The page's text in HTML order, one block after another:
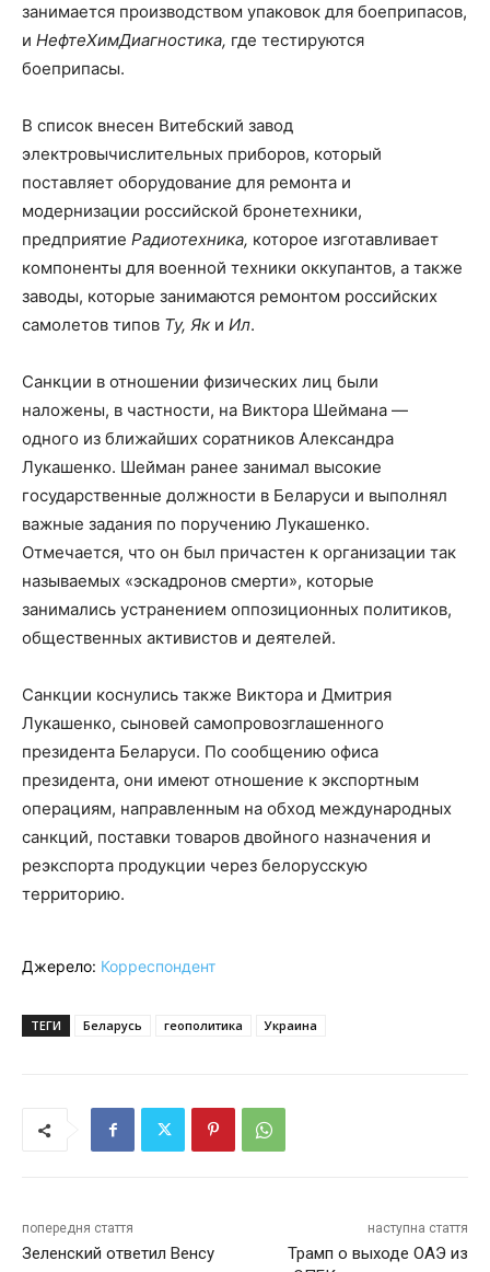
занимается производством упаковок для боеприпасов,
и НефтеХимДиагностика, где тестируются
боеприпасы.
В список внесен Витебский завод
электровычислительных приборов, который
поставляет оборудование для ремонта и
модернизации российской бронетехники,
предприятие Радиотехника, которое изготавливает
компоненты для военной техники оккупантов, а также
заводы, которые занимаются ремонтом российских
самолетов типов Ту, Як и Ил.
Санкции в отношении физических лиц были
наложены, в частности, на Виктора Шеймана —
одного из ближайших соратников Александра
Лукашенко. Шейман ранее занимал высокие
государственные должности в Беларуси и выполнял
важные задания по поручению Лукашенко.
Отмечается, что он был причастен к организации так
называемых «эскадронов смерти», которые
занимались устранением оппозиционных политиков,
общественных активистов и деятелей.
Санкции коснулись также Виктора и Дмитрия
Лукашенко, сыновей самопровозглашенного
президента Беларуси. По сообщению офиса
президента, они имеют отношение к экспортным
операциям, направленным на обход международных
санкций, поставки товаров двойного назначения и
реэкспорта продукции через белорусскую
территорию.
Джерело: Корреспондент
ТЕГИ Беларусь геополитика Украина
попередня стаття
Зеленский ответил Венсу
наступна стаття
Трамп о выходе ОАЭ из